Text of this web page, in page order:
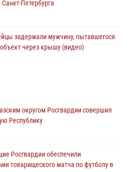
Петербурга
задержали мужчину, пытавшегося
через крышу (видео)
переданы специальные
в Иркутской области задержаны
округом Росгвардии совершил
Республику
Росгвардии обеспечили
товарищеского матча по футболу в